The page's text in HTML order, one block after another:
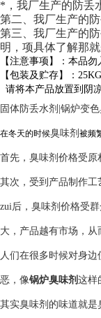
*，我厂生产的防丢
第二、我厂生产的
第三、我厂生产的
明，项具体了解那
【注意事项】：本品
【包装及贮存】：
请将本产品放置到阴
固体防丢水剂|锅炉变
在冬天的时候臭味剂 被频
首先，臭味剂价格受
其次，受到产品制作
zui后，臭味剂价格受
大，产品越有市场，从
人们在很多时候对身
恶，像锅炉臭味剂 这样
其实臭味剂的味道就